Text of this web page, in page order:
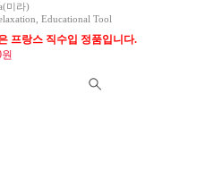
미라)
Educational Tool
프랑스 직수입 정품입니다.
원